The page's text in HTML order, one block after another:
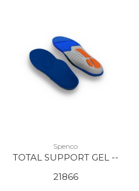
Spenco
TOTAL SUPPORT GEL --
21866